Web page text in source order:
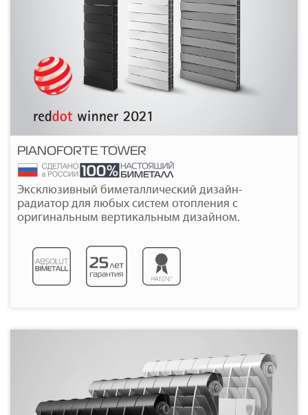
PIANOFORTE TOWER
Эксклюзивный биметаллический дизайн-
радиатор для любых систем отопления с
оригинальным вертикальным дизайном.